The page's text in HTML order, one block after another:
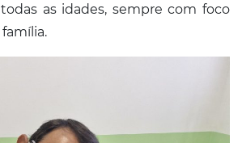
as idades, sempre com foco